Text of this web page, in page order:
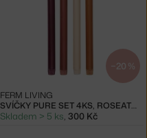
−20 %
SVÍČKY PURE SET 4KS, ROSEATE BLEND
FERM LIVING
Skladem > 5 ks, 300 Kč